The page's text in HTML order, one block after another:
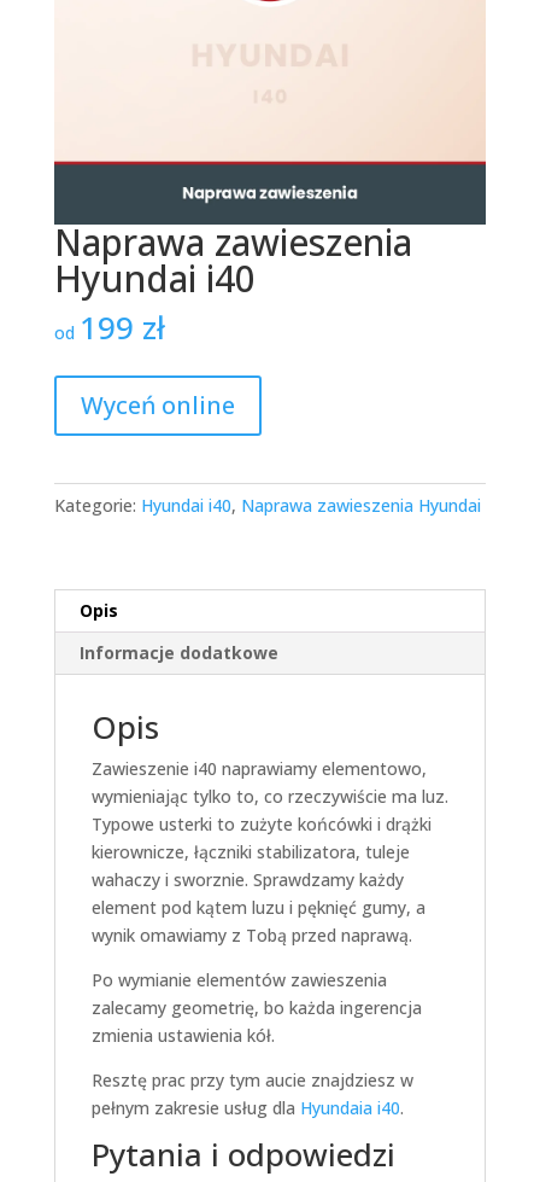
Naprawa zawieszenia
Hyundai i40
od 199 zł
Wyceń online
Kategorie: Hyundai i40, Naprawa zawieszenia Hyundai
Opis
Informacje dodatkowe
Opis
Zawieszenie i40 naprawiamy elementowo,
wymieniając tylko to, co rzeczywiście ma luz.
Typowe usterki to zużyte końcówki i drążki
kierownicze, łączniki stabilizatora, tuleje
wahaczy i sworznie. Sprawdzamy każdy
element pod kątem luzu i pęknięć gumy, a
wynik omawiamy z Tobą przed naprawą.
Po wymianie elementów zawieszenia
zalecamy geometrię, bo każda ingerencja
zmienia ustawienia kół.
Resztę prac przy tym aucie znajdziesz w
pełnym zakresie usług dla Hyundaia i40.
Pytania i odpowiedzi